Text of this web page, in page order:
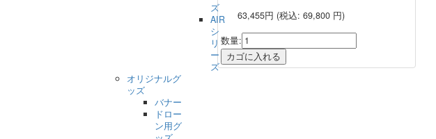
63,455円 (税込: 69,800 円)
数量:
ズ
AIR
シ
リ
ー
ズ
オリジナルグ
ッズ
バナー
ドロー
ン用グ